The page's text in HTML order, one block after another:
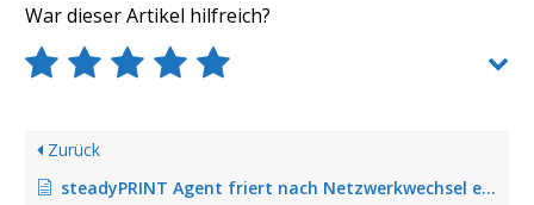
War dieser Artikel hilfreich?
Zurück
steadyPRINT Agent friert nach Netzwerkwechsel ein (behoben in Version 6.5.4)